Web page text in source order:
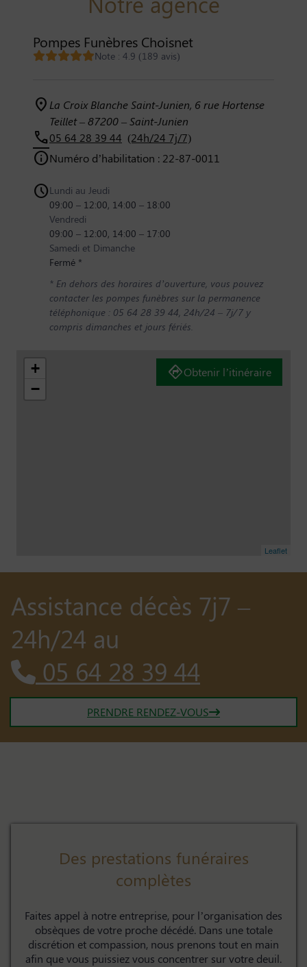
Pompes Funèbres Choisnet
Note : 4.9 (189 avis)
La Croix Blanche Saint-Junien, 6 rue Hortense
Teillet – 87200 – Saint-Junien
05 64 28 39 44 (24h/24 7j/7)
Numéro d’habilitation : 22-87-0011
Lundi au Jeudi
09:00 – 12:00, 14:00 – 18:00
Vendredi
09:00 – 12:00, 14:00 – 17:00
Samedi et Dimanche
Fermé *
* En dehors des horaires d’ouverture, vous pouvez
contacter les pompes funèbres sur la permanence
téléphonique : 05 64 28 39 44, 24h/24 – 7j/7 y
compris dimanches et jours fériés.
+
−
Leaflet
Obtenir l’itinéraire
Assistance décès 7j7 –
24h/24 au
05 64 28 39 44
PRENDRE RENDEZ-VOUS
Des prestations funéraires
complètes
Faites appel à notre entreprise, pour l’organisation des
obsèques de votre proche décédé. Dans une totale
discrétion et compassion, nous prenons tout en main
afin que vous puissiez vous concentrer sur votre deuil.